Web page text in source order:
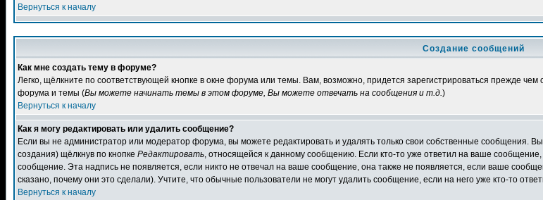
Вернуться к началу
Создание сообщений
Как мне создать тему в форуме?
Легко, щёлкните по соответствующей кнопке в окне форума или темы. Вам, возможно, придется зарегистрироваться прежде
форума и темы (Вы можете начинать темы в этом форуме, Вы можете отвечать на сообщения и т.д.)
Вернуться к началу
Как я могу редактировать или удалить сообщение?
Если вы не администратор или модератор форума, вы можете редактировать и удалять только свои собственные сообщения.
создания) щёлкнув по кнопке Редактировать, относящейся к данному сообщению. Если кто-то уже ответил на ваше
сообщение. Эта надпись не появляется, если никто не отвечал на ваше сообщение, она также не появляется, если ваше
сказано, почему они это сделали). Учтите, что обычные пользователи не могут удалить сообщение, если на него уже кто-то
Вернуться к началу